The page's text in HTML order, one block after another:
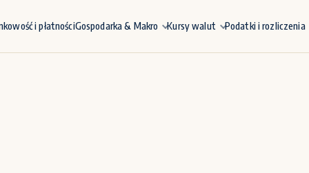
i płatnościGospodarka & Makro Kursy walut Podatki i rozliczenia